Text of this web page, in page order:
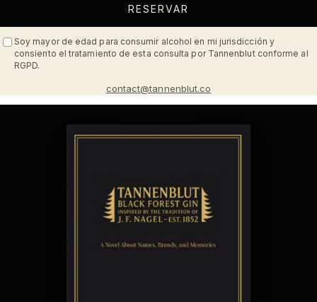
RESERVAR
Soy mayor de edad para consumir alcohol en mi jurisdicción y
consiento el tratamiento de esta consulta por Tannenblut conforme al
RGPD.
contact@tannenblut.co